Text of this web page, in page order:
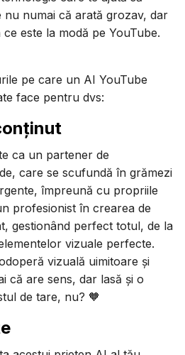
numai că arată grozav, dar
este la modă pe YouTube.
pe care un AI YouTube
face pentru dvs:
ca un partener de
care se scufundă în grămezi
împreună cu propriile
profesionist în crearea de
gestionând perfect totul, de la
vizuale perfecte.
vizuală uimitoare și
că are sens, dar lasă și o
de tare, nu? 🧡